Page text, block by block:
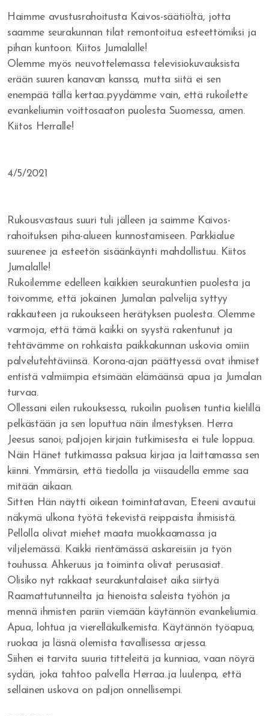
Haimme avustusrahoitusta Kaivos-säätiöltä, jotta
saamme seurakunnan tilat remontoitua esteettömiksi ja
pihan kuntoon. Kiitos Jumalalle!
Olemme myös neuvottelemassa televisiokuvauksista
erään suuren kanavan kanssa, mutta siitä ei sen
enempää tällä kertaa..pyydämme vain, että rukoilette
evankeliumin voittosaaton puolesta Suomessa, amen.
Kiitos Herralle!
4/5/2021
Rukousvastaus suuri tuli jälleen ja saimme Kaivos-
rahoituksen piha-alueen kunnostamiseen. Parkkialue
suurenee ja esteetön sisäänkäynti mahdollistuu. Kiitos
Jumalalle!
Rukoilemme edelleen kaikkien seurakuntien puolesta ja
toivomme, että jokainen Jumalan palvelija syttyy
rakkauteen ja rukoukseen herätyksen puolesta. Olemme
varmoja, että tämä kaikki on syystä rakentunut ja
tehtävämme on rohkaista paikkakunnan uskovia omiin
palvelutehtäviinsä. Korona-ajan päättyessä ovat ihmiset
entistä valmiimpia etsimään elämäänsä apua ja Jumalan
turvaa.
Ollessani eilen rukouksessa, rukoilin puolisen tuntia kielillä
pelkästään ja sen loputtua näin ilmestyksen. Herra
Jeesus sanoi; paljojen kirjain tutkimisesta ei tule loppua.
Näin Hänet tutkimassa paksua kirjaa ja laittamassa sen
kiinni. Ymmärsin, että tiedolla ja viisaudella emme saa
mitään aikaan.
Sitten Hän näytti oikean toimintatavan, Eteeni avautui
näkymä ulkona työtä tekevistä reippaista ihmisistä.
Pellolla olivat miehet maata muokkaamassa ja
viljelemässä. Kaikki rientämässä askareisiin ja työn
touhussa. Ahkeruus ja toiminta olivat perusasiat.
Olisiko nyt rakkaat seurakuntalaiset aika siirtyä
Raamattutunneilta ja hienoista saleista työhön ja
mennä ihmisten pariin viemään käytännön evankeliumia.
Apua, lohtua ja vierelläkulkemista. Käytännön työapua,
ruokaa ja läsnä olemista tavallisessa arjessa.
Siihen ei tarvita suuria titteleitä ja kunniaa, vaan nöyrä
sydän, joka tahtoo palvella Herraa..ja luulenpa, että
sellainen uskova on paljon onnellisempi.
Alusta asti
Ilmestysmaja
Rakkaudentunnustus